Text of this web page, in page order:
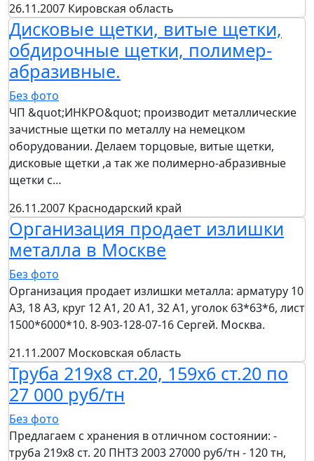
26.11.2007 Кировская область
Дисковые щетки, витые щетки,
обдирочные щетки, полимер-
абразивные.
Без фото
ЧП &quot;ИНКРО&quot; производит металлические
зачистные щетки по металлу на немецком
оборудовании. Делаем торцовые, витые щетки,
дисковые щетки ,а так же полимерно-абразивные
щетки с…
26.11.2007 Краснодарский край
Организация продает излишки
металла в Москве
Без фото
Организация продает излишки металла: арматуру 10
А3, 18 А3, круг 12 А1, 20 А1, 32 А1, уголок 63*63*6, лист
1500*6000*10. 8-903-128-07-16 Сергей. Москва.
21.11.2007 Московская область
Труба 219х8 ст.20, 159х6 ст.20 по
27 000 руб/тн
Без фото
Предлагаем с хранения в отличном состоянии: -
труба 219х8 ст. 20 ПНТЗ 2003 27000 руб/тн - 120 тн,